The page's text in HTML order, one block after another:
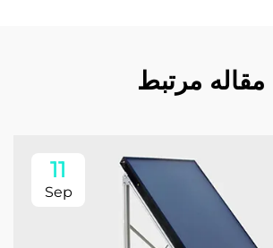
مقاله مرتبط
11
Sep